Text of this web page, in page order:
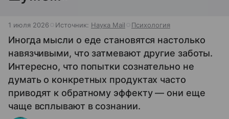
1 июля 2026 Источник: Наука Mail Психология
Иногда мысли о еде становятся настолько
навязчивыми, что затмевают другие заботы.
Интересно, что попытки сознательно не
думать о конкретных продуктах часто
приводят к обратному эффекту — они еще
чаще всплывают в сознании.